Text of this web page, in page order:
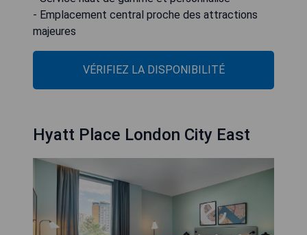
- Emplacement central proche des attractions
majeures
VÉRIFIEZ LA DISPONIBILITÉ
Hyatt Place London City East